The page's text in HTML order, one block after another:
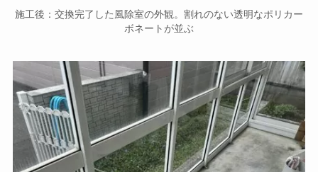
施工後：交換完了した風除室の外観。割れのない透明なポリカー
ボネートが並ぶ